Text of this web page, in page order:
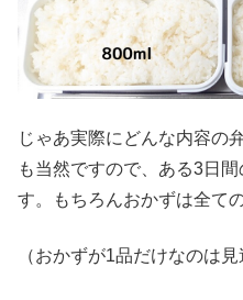
じゃあ実際にどんな内容の
も当然ですので、ある3日
す。もちろんおかずは全て
（おかずが1品だけなのは